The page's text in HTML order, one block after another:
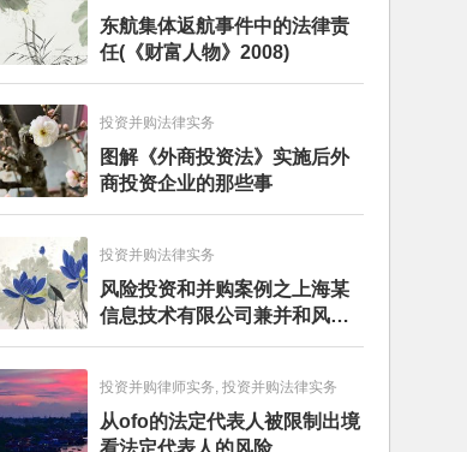
东航集体返航事件中的法律责
任(《财富人物》2008)
投资并购法律实务
图解《外商投资法》实施后外
商投资企业的那些事
投资并购法律实务
风险投资和并购案例之上海某
信息技术有限公司兼并和风险
投资服务
投资并购律师实务, 投资并购法律实务
从ofo的法定代表人被限制出境
看法定代表人的风险